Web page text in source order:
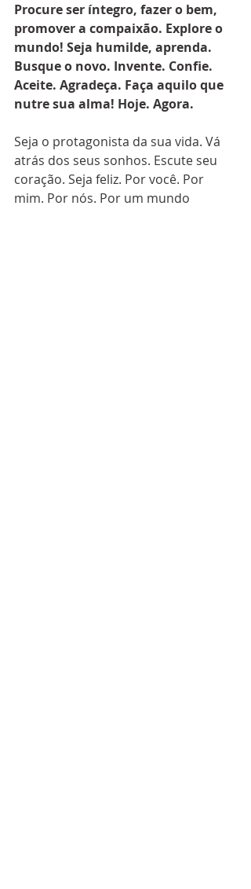
Procure ser íntegro, fazer o bem,
promover a compaixão. Explore o
mundo! Seja humilde, aprenda.
Busque o novo. Invente. Confie.
Aceite. Agradeça. Faça aquilo que
nutre sua alma! Hoje. Agora.
Seja o protagonista da sua vida. Vá
atrás dos seus sonhos. Escute seu
coração. Seja feliz. Por você. Por
mim. Por nós. Por um mundo